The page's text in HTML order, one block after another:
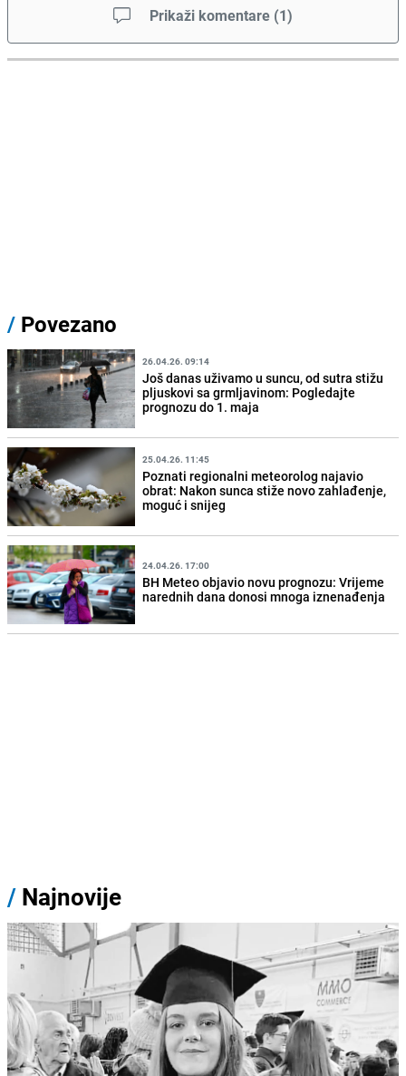
Prikaži komentare (1)
/ Povezano
26.04.26. 09:14
Još danas uživamo u suncu, od sutra stižu
pljuskovi sa grmljavinom: Pogledajte
prognozu do 1. maja
25.04.26. 11:45
Poznati regionalni meteorolog najavio
obrat: Nakon sunca stiže novo zahlađenje,
moguć i snijeg
24.04.26. 17:00
BH Meteo objavio novu prognozu: Vrijeme
narednih dana donosi mnoga iznenađenja
/ Najnovije